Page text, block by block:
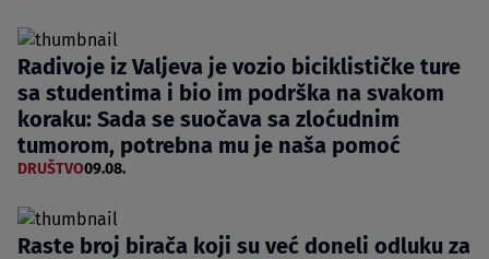
Radivoje iz Valjeva je vozio biciklističke ture
sa studentima i bio im podrška na svakom
koraku: Sada se suočava sa zloćudnim
tumorom, potrebna mu je naša pomoć
DRUŠTVO09.08.
Raste broj birača koji su već doneli odluku za